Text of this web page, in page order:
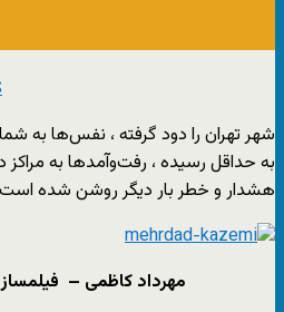
شهر تهران را دود گرفته ، نفس‌ها به
به حداقل رسیده ، رفت‌و‌آمدها به
هشدار و خطر بار دیگر روشن شده
مهرداد کاظمی –